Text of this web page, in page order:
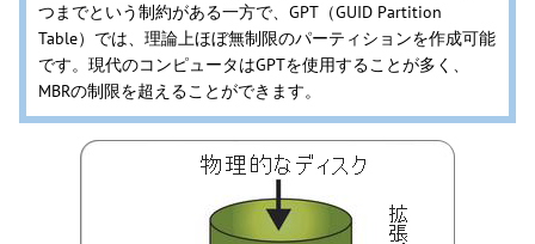
つまでという制約がある一方で、GPT（GUID Partition
Table）では、理論上ほぼ無制限のパーティションを作成可能
です。現代のコンピュータはGPTを使用することが多く、
MBRの制限を超えることができます。